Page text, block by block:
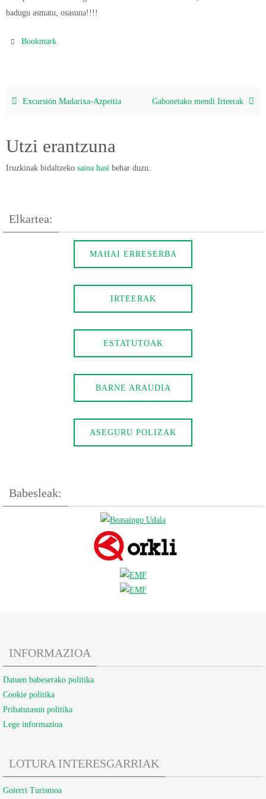
badugu asmatu, osasuna!!!!
Bookmark.
Excursión Madarixa-Azpeitia Gabonetako mendi Irteerak
Utzi erantzuna
Iruzkinak bidaltzeko saioa hasi behar duzu.
Elkartea:
MAHAI ERRESERBA
IRTEERAK
ESTATUTOAK
BARNE ARAUDIA
ASEGURU POLIZAK
Babesleak:
INFORMAZIOA
Datuen babeserako politika
Cookie politika
Pribatutasun politika
Lege informazioa
LOTURA INTERESGARRIAK
Goierri Turismoa